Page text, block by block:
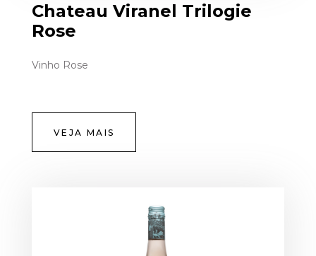
Chateau Viranel Trilogie
Rose
Vinho Rose
VEJA MAIS